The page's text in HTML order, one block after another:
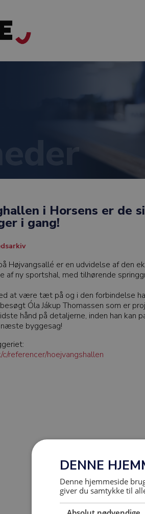
i Horsens er de
i gang!
Højvangsallé er en udvidelse af den
af ny sportshal, med tilhørende
at være tæt på og i den forbindelse
Óla Jákup Thomassen som er
hånd på detaljerne, inden han kan
byggesag!
referencer/hoejvangshallen
DENNE
Denne hjemmeside
giver du samtykke til